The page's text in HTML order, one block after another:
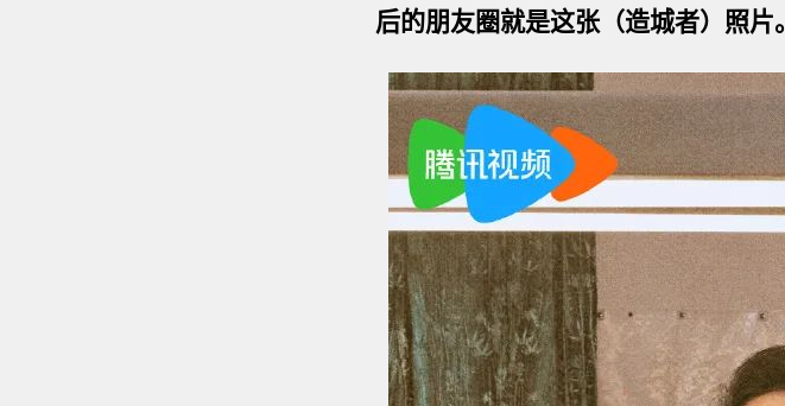
后的朋友圈就是这张（造城者）照片。